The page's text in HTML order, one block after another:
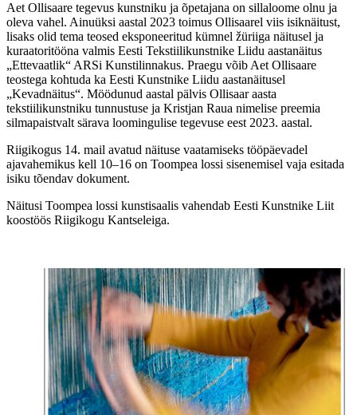
Aet Ollisaare tegevus kunstniku ja õpetajana on sillaloome olnu ja
oleva vahel. Ainuüksi aastal 2023 toimus Ollisaarel viis isiknäitust,
lisaks olid tema teosed eksponeeritud kümnel žüriiga näitusel ja
kuraatoritööna valmis Eesti Tekstiilikunstnike Liidu aastanäitus
„Ettevaatlik“ ARSi Kunstilinnakus. Praegu võib Aet Ollisaare
teostega kohtuda ka Eesti Kunstnike Liidu aastanäitusel
„Kevadnäitus“. Möödunud aastal pälvis Ollisaar aasta
tekstiilikunstniku tunnustuse ja Kristjan Raua nimelise preemia
silmapaistvalt särava loomingulise tegevuse eest 2023. aastal.
Riigikogus 14. mail avatud näituse vaatamiseks tööpäevadel
ajavahemikus kell 10–16 on Toompea lossi sisenemisel vaja esitada
isiku tõendav dokument.
Näitusi Toompea lossi kunstisaalis vahendab Eesti Kunstnike Liit
koostöös Riigikogu Kantseleiga.